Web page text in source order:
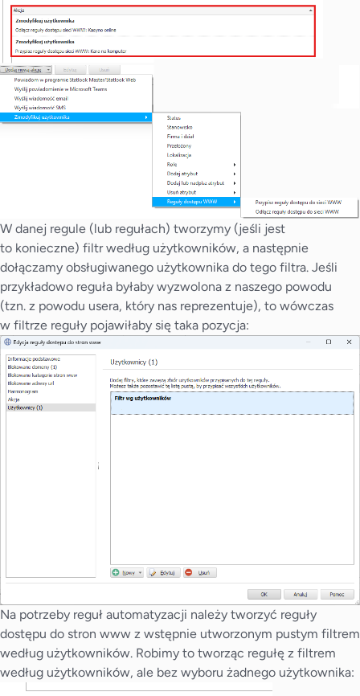
W danej regule (lub regułach) tworzymy (jeśli jest
to konieczne) filtr według użytkowników, a następnie
dołączamy obsługiwanego użytkownika do tego filtra. Jeśli
przykładowo reguła byłaby wyzwolona z naszego powodu
(tzn. z powodu usera, który nas reprezentuje), to wówczas
w filtrze reguły pojawiłaby się taka pozycja:
Na potrzeby reguł automatyzacji należy tworzyć reguły
dostępu do stron www z wstępnie utworzonym pustym filtrem
według użytkowników. Robimy to tworząc regułę z filtrem
według użytkowników, ale bez wyboru żadnego użytkownika: